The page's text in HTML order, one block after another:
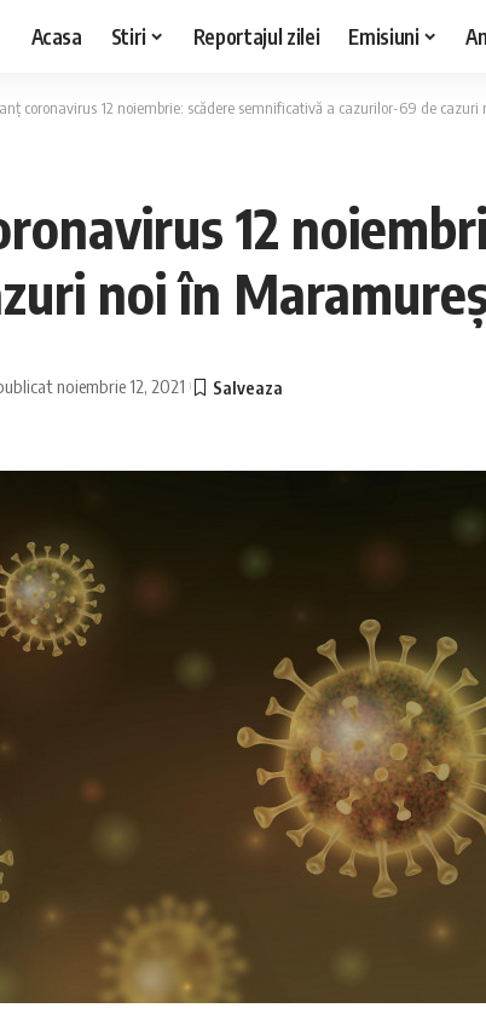
Acasa Stiri Reportajul zilei Emisiuni
coronavirus 12 noiembrie: scădere semnificativă a cazurilor-69 de
12
noi în
noiembrie 12, 2021